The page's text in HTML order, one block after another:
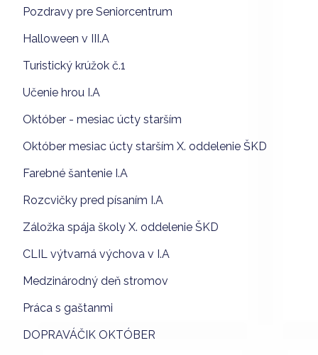
Pozdravy pre Seniorcentrum
Halloween v III.A
Turistický krúžok č.1
Učenie hrou I.A
Október - mesiac úcty starším
Október mesiac úcty starším X. oddelenie ŠKD
Farebné šantenie I.A
Rozcvičky pred písaním I.A
Záložka spája školy X. oddelenie ŠKD
CLIL výtvarná výchova v I.A
Medzinárodný deň stromov
Práca s gaštanmi
DOPRAVÁČIK OKTÓBER